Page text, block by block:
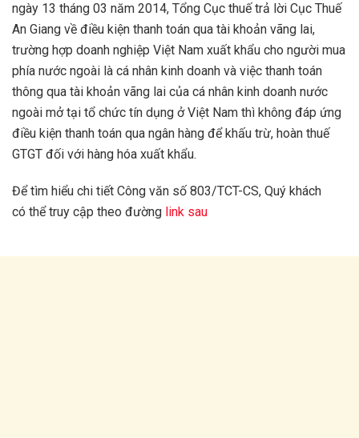
ngày 13 tháng 03 năm 2014, Tổng Cục thuế trả lời Cục Thuế
An Giang về điều kiện thanh toán qua tài khoản vãng lai,
trường hợp doanh nghiệp Việt Nam xuất khẩu cho người mua
phía nước ngoài là cá nhân kinh doanh và việc thanh toán
thông qua tài khoản vãng lai của cá nhân kinh doanh nước
ngoài mở tại tổ chức tín dụng ở Việt Nam thì không đáp ứng
điều kiện thanh toán qua ngân hàng để khấu trừ, hoàn thuế
GTGT đối với hàng hóa xuất khẩu.
Để tìm hiểu chi tiết Công văn số 803/TCT-CS, Quý khách
có thể truy cập theo đường link sau